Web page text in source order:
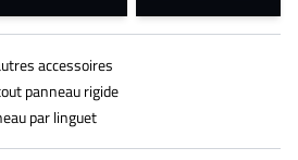
accessoires
panneau rigide
par linguet